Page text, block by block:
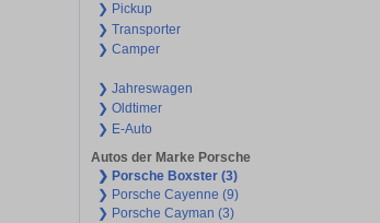
❯ Pickup
❯ Transporter
❯ Camper
❯ Jahreswagen
❯ Oldtimer
❯ E-Auto
Autos der Marke Porsche
❯ Porsche Boxster (3)
❯ Porsche Cayenne (9)
❯ Porsche Cayman (3)